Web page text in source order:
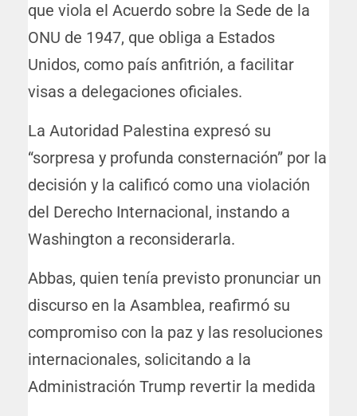
que viola el Acuerdo sobre la Sede de la
ONU de 1947, que obliga a Estados
Unidos, como país anfitrión, a facilitar
visas a delegaciones oficiales.
La Autoridad Palestina expresó su
“sorpresa y profunda consternación” por la
decisión y la calificó como una violación
del Derecho Internacional, instando a
Washington a reconsiderarla.
Abbas, quien tenía previsto pronunciar un
discurso en la Asamblea, reafirmó su
compromiso con la paz y las resoluciones
internacionales, solicitando a la
Administración Trump revertir la medida